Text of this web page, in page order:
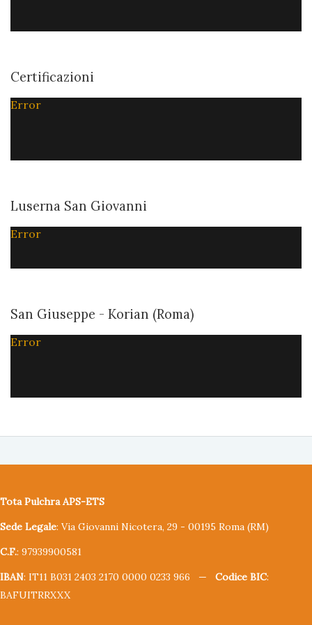
Certificazioni
Error
Luserna San Giovanni
Error
San Giuseppe - Korian (Roma)
Error
Tota Pulchra APS-ETS
Sede Legale: Via Giovanni Nicotera, 29 - 00195 Roma (RM)
C.F.: 97939900581
IBAN: IT11 B031 2403 2170 0000 0233 966 — Codice BIC:
BAFUITRRXXX